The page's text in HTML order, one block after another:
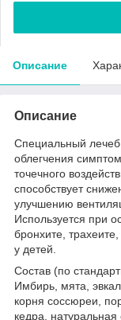
Описание
Описание
Специальный
облегчения
точечного
способствует
улучшению
Используется при
бронхите,
у детей.
Состав (по
Имбирь, мята,
корня соссюреи,
кедра,